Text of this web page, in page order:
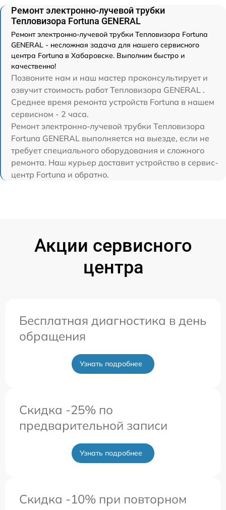
Ремонт электронно-лучевой трубки
Тепловизора Fortuna GENERAL
Ремонт электронно-лучевой трубки Тепловизора Fortuna
GENERAL - несложная задача для нашего сервисного
центра Fortuna в Хабаровске. Выполним быстро и
качественно!
Позвоните нам и наш мастер проконсультирует и
озвучит стоимость работ Тепловизора GENERAL .
Среднее время ремонта устройств Fortuna в нашем
сервисном - 2 часа.
Ремонт электронно-лучевой трубки Тепловизора
Fortuna GENERAL выполняется на выезде, если не
требует специального оборудования и сложного
ремонта. Наш курьер доставит устройство в сервис-
центр Fortuna и обратно.
Акции сервисного
центра
Бесплатная диагностика в день
обращения
Узнать подробнее
Скидка -25% по
предварительной записи
Узнать подробнее
Скидка -10% при повторном